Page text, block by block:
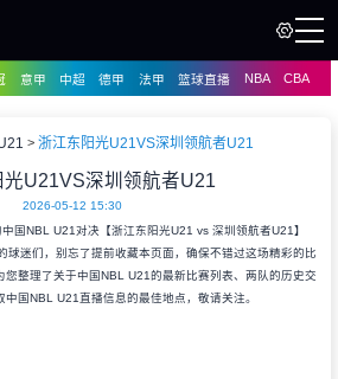
意甲 中超 德甲 法甲 篮球直播 NBA CBA
浙江东阳光U21VS深圳领航者U21
光U21VS深圳领航者U21
2026-05-12 15:30
国NBL U21对决【浙江东阳光U21 vs 深圳领航者U21】
球迷们，别忘了提前收藏本页面，确保不错过这场精彩的比
您整理了关于中国NBL U21的最新比赛列表、两队的历史交
国NBL U21直播信息的最佳地点，敬请关注。